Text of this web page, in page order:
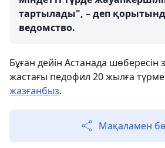
тартылады", – деп
ведомство.
Бұған дейін Астанада шөбересін
жастағы педофил 20 жылға
жазғанбыз.
Мақаламен